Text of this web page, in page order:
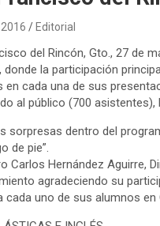
Editorial
del Rincón, Gto., 27 de
donde la participación
en cada una de sus
al público (700
sorpresas dentro del
de pie”.
Carlos Hernández Aguirre,
agradeciendo su
cada uno de sus alumnos